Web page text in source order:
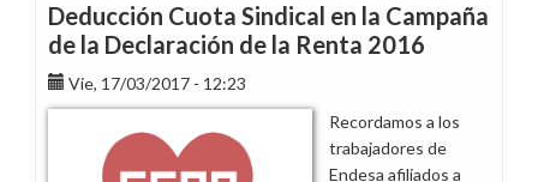
cuota
sindical
en
la
Campaña
Deducción Cuota Sindical en la Campaña
de la Declaración de la Renta 2016
Vie, 17/03/2017 - 12:23
Recordamos a los
trabajadores de
Endesa afiliados a